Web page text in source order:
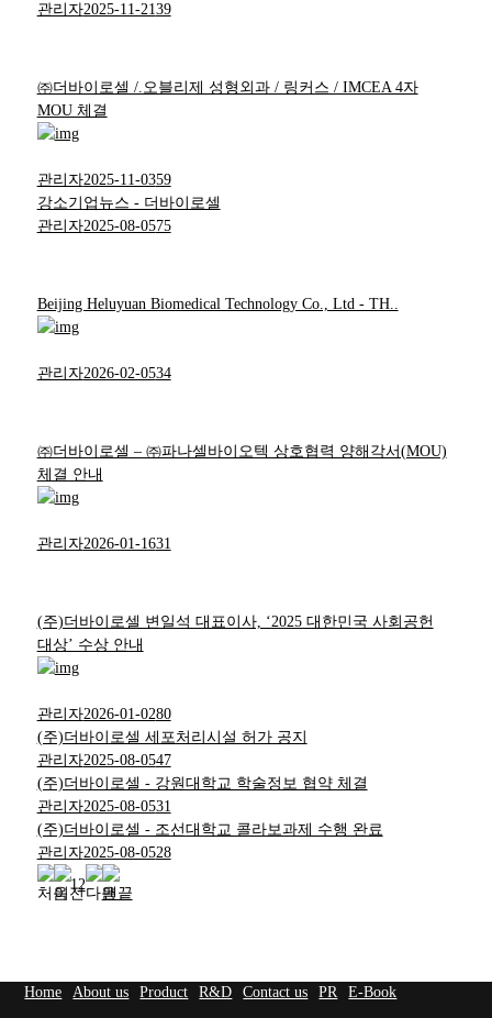
관리자2025-11-2139
㈜더바이로셀 /.오블리제 성형외과 / 링커스 / IMCEA 4자
MOU 체결
관리자2025-11-0359
강소기업뉴스 - 더바이로셀
관리자2025-08-0575
Beijing Heluyuan Biomedical Technology Co., Ltd - TH..
관리자2026-02-0534
㈜더바이로셀 – ㈜파나셀바이오텍 상호협력 양해각서(MOU)
체결 안내
관리자2026-01-1631
(주)더바이로셀 변일석 대표이사, ‘2025 대한민국 사회공헌
대상’ 수상 안내
관리자2026-01-0280
(주)더바이로셀 세포처리시설 허가 공지
관리자2025-08-0547
(주)더바이로셀 - 강원대학교 학술정보 협약 체결
관리자2025-08-0531
(주)더바이로셀 - 조선대학교 콜라보과제 수행 완료
관리자2025-08-0528
12
Home About us Product R&D Contact us PR E-Book